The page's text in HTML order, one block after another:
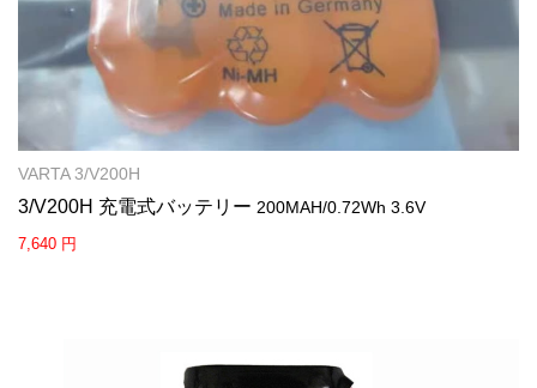
VARTA 3/V200H
3/V200H 充電式バッテリー 200MAH/0.72Wh 3.6V
7,640 円